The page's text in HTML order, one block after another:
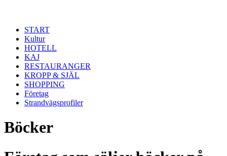
START
Kultur
HOTELL
KAJ
RESTAURANGER
KROPP & SJÄL
SHOPPING
Företag
Strandvägsprofiler
Böcker